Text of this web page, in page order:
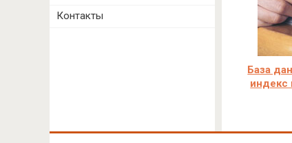
База
индекс
Контакты